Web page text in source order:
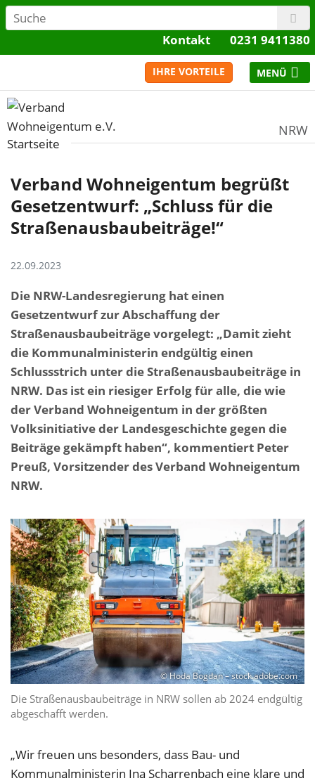
Kontakt 0231 9411380
IHRE VORTEILE
NRW
Startseite
Verband Wohneigentum begrüßt
Gesetzentwurf: „Schluss für die
Straßenausbaubeiträge!“
22.09.2023
Die NRW-Landesregierung hat einen
Gesetzentwurf zur Abschaffung der
Straßenausbaubeiträge vorgelegt: „Damit zieht
die Kommunalministerin endgültig einen
Schlussstrich unter die Straßenausbaubeiträge in
NRW. Das ist ein riesiger Erfolg für alle, die wie
der Verband Wohneigentum in der größten
Volksinitiative der Landesgeschichte gegen die
Beiträge gekämpft haben“, kommentiert Peter
Preuß, Vorsitzender des Verband Wohneigentum
NRW.
© Hoda Bogdan – stock.adobe.com
Die Straßenausbaubeiträge in NRW sollen ab 2024 endgültig
abgeschafft werden.
„Wir freuen uns besonders, dass Bau- und
Kommunalministerin Ina Scharrenbach eine klare und